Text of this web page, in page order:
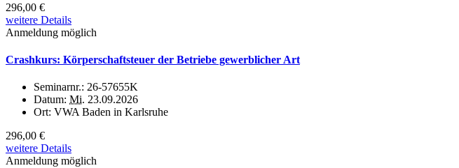
296,00 €
weitere Details
Anmeldung möglich
Crashkurs: Körperschaftsteuer der Betriebe gewerblicher Art
Seminarnr.: 26-57655K
Datum: Mi. 23.09.2026
Ort: VWA Baden in Karlsruhe
296,00 €
weitere Details
Anmeldung möglich